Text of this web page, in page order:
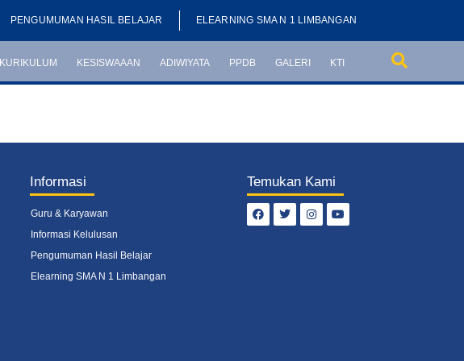
PENGUMUMAN HASIL BELAJAR ELEARNING SMA N 1 LIMBANGAN
KURIKULUM KESISWAAAN ADIWIYATA PPDB GALERI KTI
Informasi
Guru & Karyawan
Informasi Kelulusan
Pengumuman Hasil Belajar
Elearning SMA N 1 Limbangan
Temukan Kami